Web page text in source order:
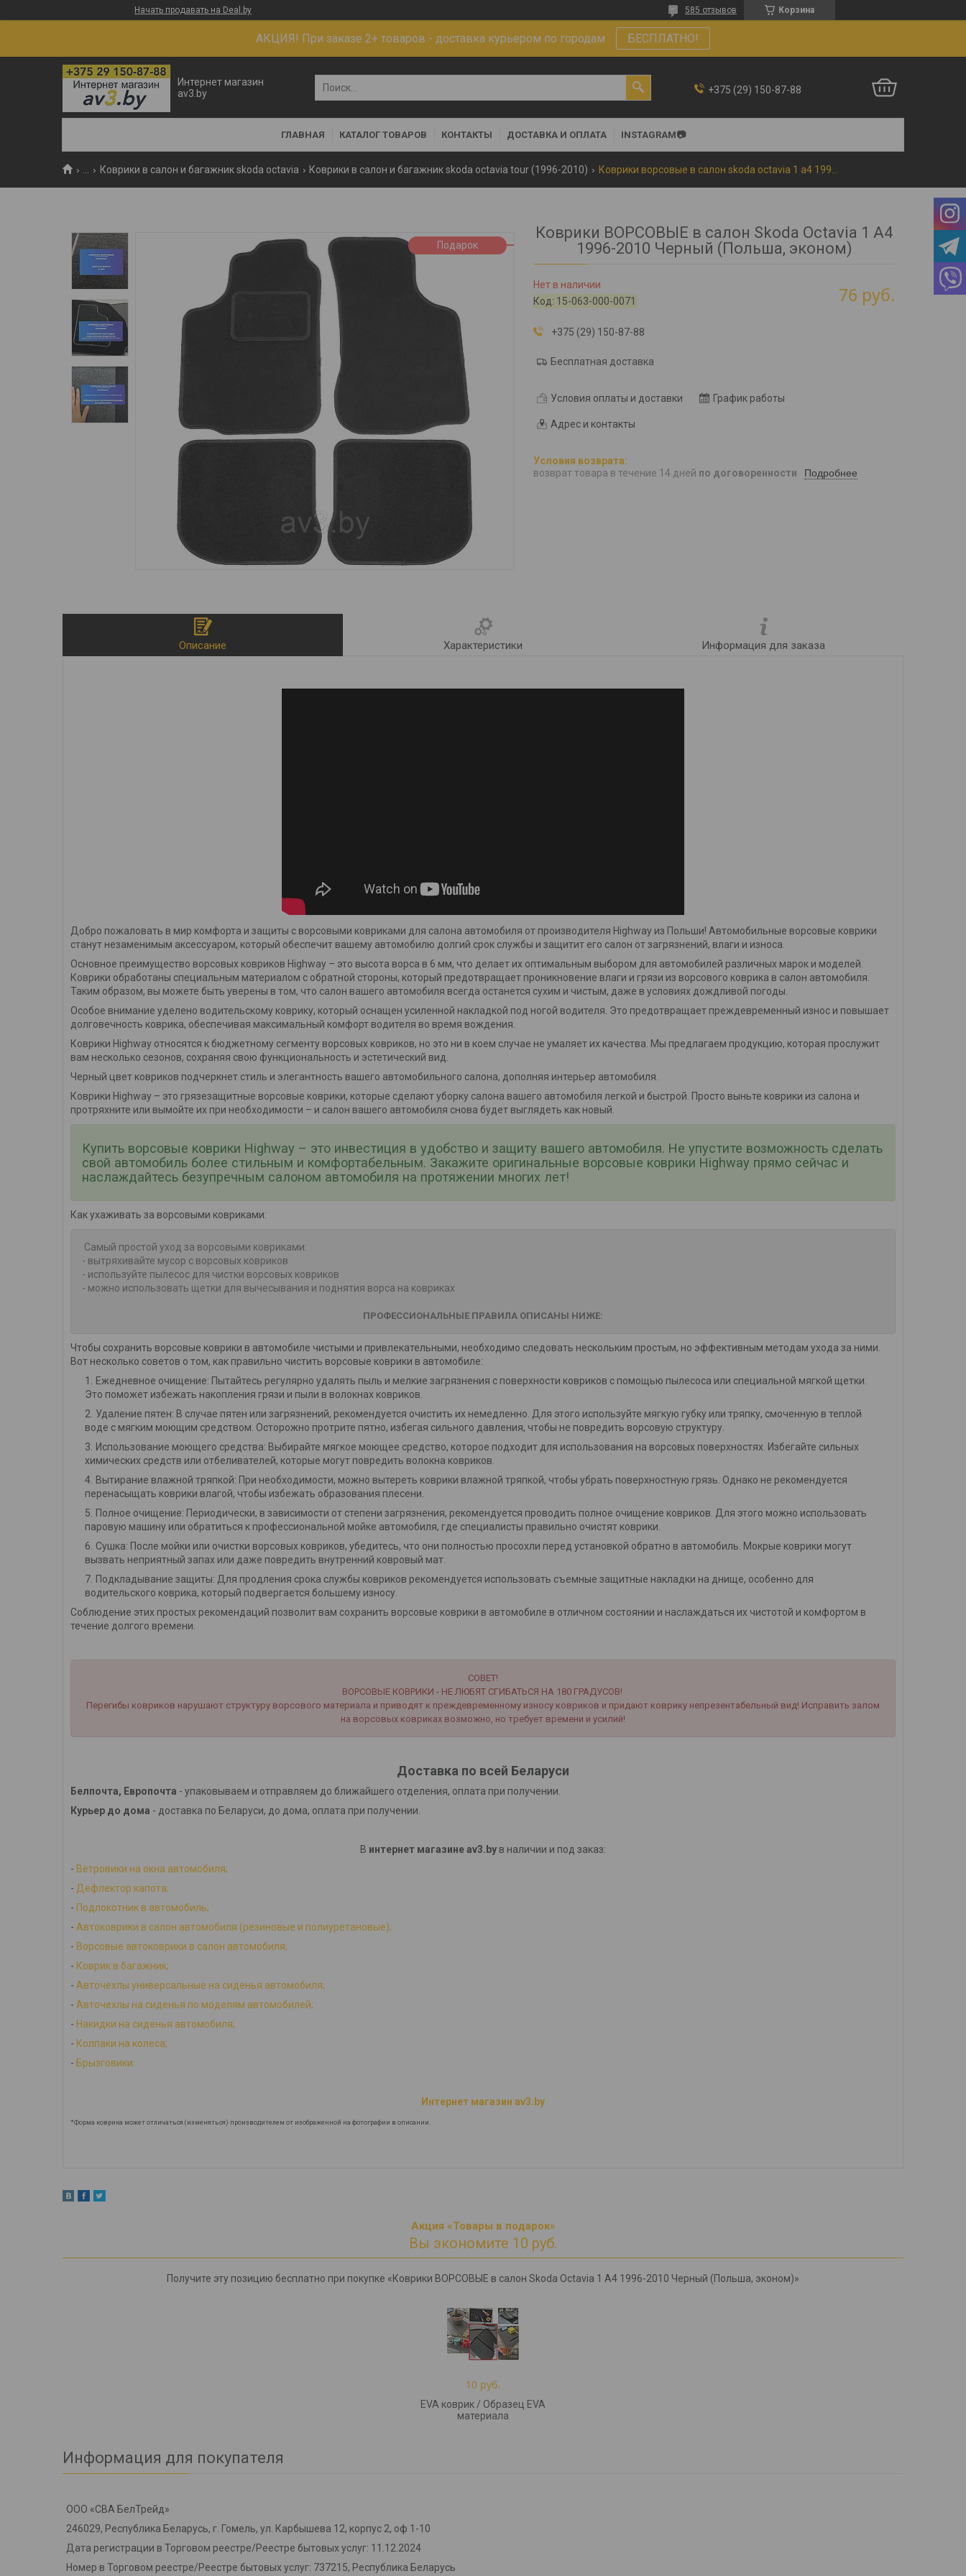
Начать продавать на Deal.by Корзина
585 отзывов
АКЦИЯ! При заказе 2+ товаров - доставка курьером по городам БЕСПЛАТНО!
Интернет магазин
av3.by
+375 (29) 150-87-88
ГЛАВНАЯ КАТАЛОГ ТОВАРОВ КОНТАКТЫ ДОСТАВКА И ОПЛАТА INSTAGRAM📷
Коврики в салон и багажник skoda octavia Коврики в салон и багажник skoda octavia tour (1996-2010)
Подарок
Коврики ВОРСОВЫЕ в салон Skoda Octavia 1 A4
1996-2010 Черный (Польша, эконом)
Нет в наличии
Код: 15-063-000-0071 76 руб.
+375 (29) 150-87-88
Бесплатная доставка
Условия оплаты и доставки График работы
Адрес и контакты
возврат товара в течение 14 дней по договоренности Подробнее
Описание Характеристики Информация для заказа
Добро пожаловать в мир комфорта и защиты с ворсовыми ковриками для салона автомобиля от производителя Highway из Польши! Автомобильные ворсовые коврики
станут незаменимым аксессуаром, который обеспечит вашему автомобилю долгий срок службы и защитит его салон от загрязнений, влаги и износа.
Основное преимущество ворсовых ковриков Highway – это высота ворса в 6 мм, что делает их оптимальным выбором для автомобилей различных марок и моделей.
Коврики обработаны специальным материалом с обратной стороны, который предотвращает проникновение влаги и грязи из ворсового коврика в салон автомобиля.
Таким образом, вы можете быть уверены в том, что салон вашего автомобиля всегда останется сухим и чистым, даже в условиях дождливой погоды.
Особое внимание уделено водительскому коврику, который оснащен усиленной накладкой под ногой водителя. Это предотвращает преждевременный износ и повышает
долговечность коврика, обеспечивая максимальный комфорт водителя во время вождения.
Коврики Highway относятся к бюджетному сегменту ворсовых ковриков, но это ни в коем случае не умаляет их качества. Мы предлагаем продукцию, которая прослужит
вам несколько сезонов, сохраняя свою функциональность и эстетический вид.
Черный цвет ковриков подчеркнет стиль и элегантность вашего автомобильного салона, дополняя интерьер автомобиля.
Коврики Highway – это грязезащитные ворсовые коврики, которые сделают уборку салона вашего автомобиля легкой и быстрой. Просто выньте коврики из салона и
протряхните или вымойте их при необходимости – и салон вашего автомобиля снова будет выглядеть как новый.
Купить ворсовые коврики Highway – это инвестиция в удобство и защиту вашего автомобиля. Не упустите возможность сделать
свой автомобиль более стильным и комфортабельным. Закажите оригинальные ворсовые коврики Highway прямо сейчас и
наслаждайтесь безупречным салоном автомобиля на протяжении многих лет!
Как ухаживать за ворсовыми ковриками:
Самый простой уход за ворсовыми ковриками:
- вытряхивайте мусор с ворсовых ковриков
- используйте пылесос для чистки ворсовых ковриков
- можно использовать щетки для вычесывания и поднятия ворса на ковриках
ПРОФЕССИОНАЛЬНЫЕ ПРАВИЛА ОПИСАНЫ НИЖЕ:
Чтобы сохранить ворсовые коврики в автомобиле чистыми и привлекательными, необходимо следовать нескольким простым, но эффективным методам ухода за ними.
Вот несколько советов о том, как правильно чистить ворсовые коврики в автомобиле:
Ежедневное очищение: Пытайтесь регулярно удалять пыль и мелкие загрязнения с поверхности ковриков с помощью пылесоса или специальной мягкой щетки.
Это поможет избежать накопления грязи и пыли в волокнах ковриков.
Удаление пятен: В случае пятен или загрязнений, рекомендуется очистить их немедленно. Для этого используйте мягкую губку или тряпку, смоченную в теплой
воде с мягким моющим средством. Осторожно протрите пятно, избегая сильного давления, чтобы не повредить ворсовую структуру.
Использование моющего средства: Выбирайте мягкое моющее средство, которое подходит для использования на ворсовых поверхностях. Избегайте сильных
химических средств или отбеливателей, которые могут повредить волокна ковриков.
Вытирание влажной тряпкой: При необходимости, можно вытереть коврики влажной тряпкой, чтобы убрать поверхностную грязь. Однако не рекомендуется
перенасыщать коврики влагой, чтобы избежать образования плесени.
Полное очищение: Периодически, в зависимости от степени загрязнения, рекомендуется проводить полное очищение ковриков. Для этого можно использовать
паровую машину или обратиться к профессиональной мойке автомобиля, где специалисты правильно очистят коврики.
Сушка: После мойки или очистки ворсовых ковриков, убедитесь, что они полностью просохли перед установкой обратно в автомобиль. Мокрые коврики могут
вызвать неприятный запах или даже повредить внутренний ковровый мат.
Подкладывание защиты: Для продления срока службы ковриков рекомендуется использовать съемные защитные накладки на днище, особенно для
водительского коврика, который подвергается большему износу.
Соблюдение этих простых рекомендаций позволит вам сохранить ворсовые коврики в автомобиле в отличном состоянии и наслаждаться их чистотой и комфортом в
течение долгого времени.
СОВЕТ!
ВОРСОВЫЕ КОВРИКИ - НЕ ЛЮБЯТ СГИБАТЬСЯ НА 180 ГРАДУСОВ!
Перегибы ковриков нарушают структуру ворсового материала и приводят к преждевременному износу ковриков и придают коврику непрезентабельный вид! Исправить залом
на ворсовых ковриках возможно, но требует времени и усилий!
Доставка по всей Беларуси
Белпочта, Европочта - упаковываем и отправляем до ближайшего отделения, оплата при получении.
Курьер до дома - доставка по Беларуси, до дома, оплата при получении.
В интернет магазине av3.by в наличии и под заказ:
- Ветровики на окна автомобиля;
- Дефлектор капота;
- Подлокотник в автомобиль;
- Автоковрики в салон автомобиля (резиновые и полиуретановые);
- Ворсовые автоковрики в салон автомобиля;
- Коврик в багажник;
- Авточехлы универсальные на сиденья автомобиля;
- Авточехлы на сиденья по моделям автомобилей;
- Накидки на сиденья автомобиля;
- Колпаки на колеса;
- Брызговики.
Интернет магазин av3.by
*Форма коврика может отличаться (изменяться) производителем от изображенной на фотографии в описании.
Акция «Товары в подарок»
Вы экономите 10 руб.
Получите эту позицию бесплатно при покупке «Коврики ВОРСОВЫЕ в салон Skoda Octavia 1 A4 1996-2010 Черный (Польша, эконом)»
10 руб.
EVA коврик / Образец EVA
материала
Информация для покупателя
ООО «СВА БелТрейд»
246029, Республика Беларусь, г. Гомель, ул. Карбышева 12, корпус 2, оф 1-10
Дата регистрации в Торговом реестре/Реестре бытовых услуг: 11.12.2024
Номер в Торговом реестре/Реестре бытовых услуг: 737215, Республика Беларусь